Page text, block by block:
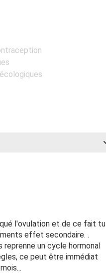
l'ovulation et de ce fait tu
effet secondaire. .
un cycle hormonal
ce peut être immédiat